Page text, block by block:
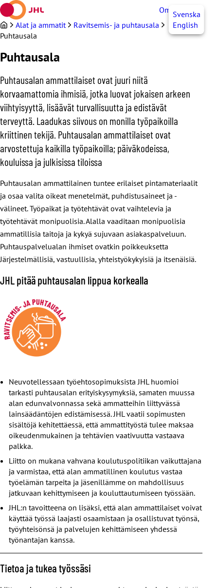
Siirry
sisältöön
OmaJHLSvenska
English
Alat ja ammatit
Ravitsemis- ja puhtausala
Puhtausala
Puhtausala
Puhtausalan ammattilaiset ovat juuri niitä
korvaamattomia ihmisiä, jotka luovat jokaisen arkeen
viihtyisyyttä, lisäävät turvallisuutta ja edistävät
terveyttä. Laadukas siivous on monilla työpaikoilla
kriittinen tekijä. Puhtausalan ammattilaiset ovat
arvostettuja kaikilla työpaikoilla; päiväkodeissa,
kouluissa ja julkisissa tiloissa
Puhtausalan ammattilainen tuntee erilaiset pintamateriaalit
ja osaa valita oikeat menetelmät, puhdistusaineet ja -
välineet. Työpaikat ja työtehtävät ovat vaihtelevia ja
työtehtävät monipuolisia. Alalla vaaditaan monipuolisia
ammatillisia taitoja ja kykyä sujuvaan asiakaspalveluun.
Puhtauspalvelualan ihmiset ovatkin poikkeuksetta
Järjestelmällisiä, vastuullisia, yhteistyökykyisiä ja itsenäisiä.
JHL pitää puhtausalan lippua korkealla
Neuvotellessaan työehtosopimuksista JHL huomioi
tarkasti puhtausalan erityiskysymyksiä, samaten muussa
alan edunvalvonnassa sekä ammatteihin liittyvässä
lainsäädäntöjen edistämisessä. JHL vaatii sopimusten
sisältöjä kehitettäessä, että ammattityöstä tulee maksaa
oikeudenmukainen ja tehtävien vaativuutta vastaava
palkka.
Liitto on mukana vahvana koulutuspolitiikan vaikuttajana
ja varmistaa, että alan ammatillinen koulutus vastaa
työelämän tarpeita ja jäsenillämme on mahdollisuus
jatkuvaan kehittymiseen ja kouluttautumiseen työssään.
JHL:n tavoitteena on lisäksi, että alan ammattilaiset voivat
käyttää työssä laajasti osaamistaan ja osallistuvat työnsä,
työyhteisönsä ja palvelujen kehittämiseen yhdessä
työnantajan kanssa.
Tietoa ja tukea työssäsi